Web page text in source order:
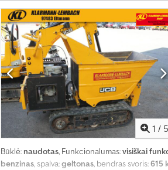
1 / 5
Būklė: naudotas, Funkcionalumas:visiškai
benzinas, spalva:geltonas, bendras svoris:615